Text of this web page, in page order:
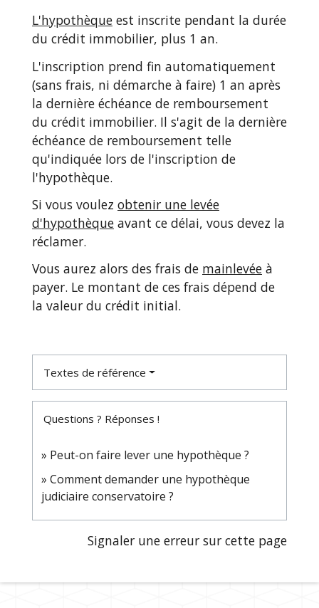
L'hypothèque est inscrite pendant la durée
du crédit immobilier, plus 1 an.
L'inscription prend fin automatiquement
(sans frais, ni démarche à faire) 1 an après
la dernière échéance de remboursement
du crédit immobilier. Il s'agit de la dernière
échéance de remboursement telle
qu'indiquée lors de l'inscription de
l'hypothèque.
Si vous voulez obtenir une levée
d'hypothèque avant ce délai, vous devez la
réclamer.
Vous aurez alors des frais de mainlevée à
payer. Le montant de ces frais dépend de
la valeur du crédit initial.
Textes de référence
Questions ? Réponses !
Peut-on faire lever une hypothèque ?
Comment demander une hypothèque
judiciaire conservatoire ?
Signaler une erreur sur cette page